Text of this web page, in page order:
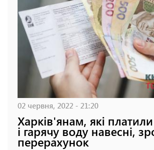
02 червня, 2022 - 21:20
Харків'янам, які
і гарячу воду навесні,
перерахунок